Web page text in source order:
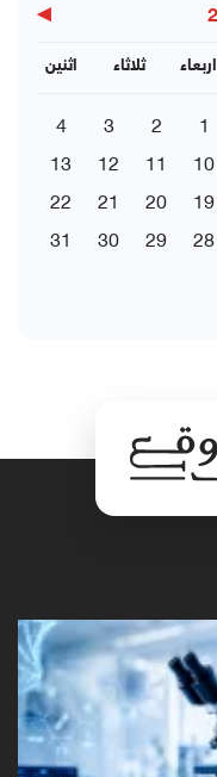
▶
اثنين ثلاثاء اربعاء
1
2
3
4
10
11
12
13
19
20
21
22
28
29
30
31